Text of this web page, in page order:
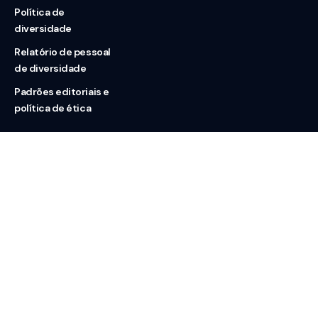
Política de
diversidade
Relatório de pessoal
de diversidade
Padrões editoriais e
política de ética